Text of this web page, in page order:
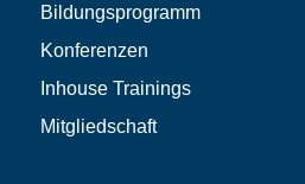
Bildungsprogramm
Konferenzen
Inhouse Trainings
Mitgliedschaft